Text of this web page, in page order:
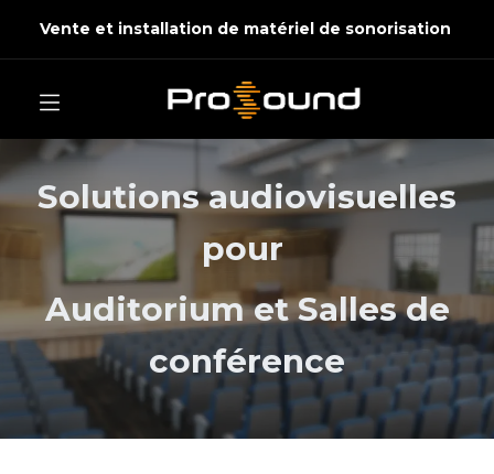
Vente et installation de matériel de sonorisation
Solutions audiovisuelles
pour
Auditorium et Salles de
conférence